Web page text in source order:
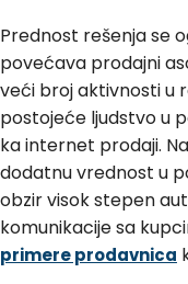
Prednost rešenja se
povećava prodajni
veći broj aktivnosti u
postojeće ljudstvo u
ka internet prodaji.
dodatnu vrednost u
obzir visok stepen
komunikacije sa
primere prodavnica